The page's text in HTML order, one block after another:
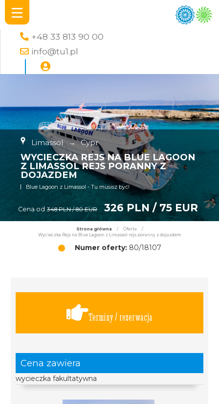
+48 33 813 90 00
info@tu1.pl
Limassol → Cypr
WYCIECZKA REJS NA BLUE LAGOON
Z LIMASSOL REJS PORANNY Z
DOJAZDEM
Blue Lagoon z Limassol - Tu musisz być!
Cena od 348 PLN / 80 EUR 326 PLN / 75 EUR
Strona główna / Oferta
/
Wycieczka Rejs na Blue Lagoon z Limassol rejs poranny z dojazdem
Numer oferty:80/18107
Terminy / rezerwacja
Cena zawiera
wycieczka fakultatywna